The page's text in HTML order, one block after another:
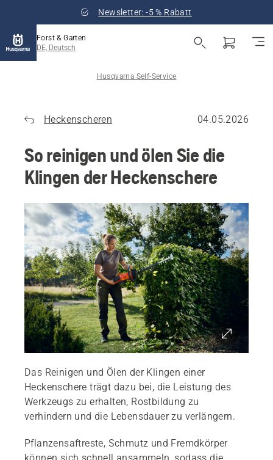
Newsletter: -5 % Rabatt
Forst & Garten
DE, Deutsch
Husqvarna Self-Service
Heckenscheren 04.05.2026
So reinigen und ölen Sie die
Klingen der Heckenschere
Das Reinigen und Ölen der Klingen einer
Heckenschere trägt dazu bei, die Leistung des
Werkzeugs zu erhalten, Rostbildung zu
verhindern und die Lebensdauer zu verlängern.
Pflanzensaftreste, Schmutz und Fremdkörper
können sich schnell ansammeln, sodass die